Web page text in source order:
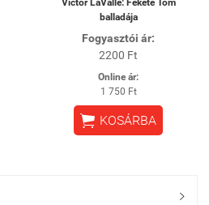
Victor LaValle: Fekete Tom
balladája
Fogyasztói ár:
2200 Ft
Online ár:
1 750 Ft
 KOSÁRBA
